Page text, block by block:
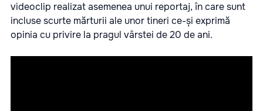
videoclip realizat asemenea unui reportaj, în care sunt
incluse scurte mărturii ale unor tineri ce-și exprimă
opinia cu privire la pragul vârstei de 20 de ani.